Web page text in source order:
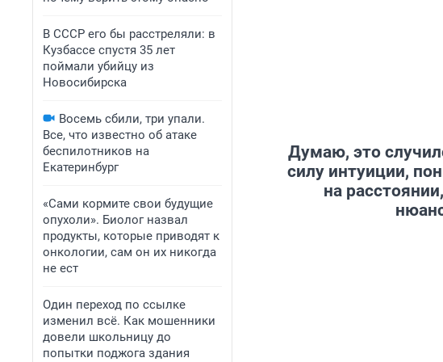
В СССР его бы расстреляли: в
Кузбассе спустя 35 лет
поймали убийцу из
Новосибирска
Восемь сбили, три упали.
Все, что известно об атаке
беспилотников на
Екатеринбург
«Сами кормите свои будущие
опухоли». Биолог назвал
продукты, которые приводят к
онкологии, сам он их никогда
не ест
Один переход по ссылке
изменил всё. Как мошенники
довели школьницу до
попытки поджога здания
Думаю, это
силу интуиции,
на